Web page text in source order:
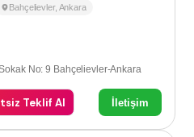
Bahçelievler, Ankara
No: 9 Bahçelievler-Ankara
Teklif Al İletişim